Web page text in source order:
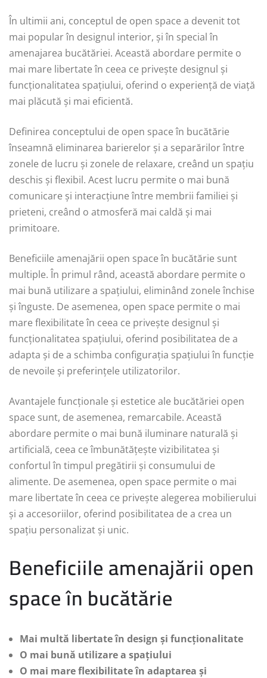
În ultimii ani, conceptul de open space a devenit tot
mai popular în designul interior, și în special în
amenajarea bucătăriei. Această abordare permite o
mai mare libertate în ceea ce privește designul și
funcționalitatea spațiului, oferind o experiență de viață
mai plăcută și mai eficientă.
Definirea conceptului de open space în bucătărie
înseamnă eliminarea barierelor și a separărilor între
zonele de lucru și zonele de relaxare, creând un spațiu
deschis și flexibil. Acest lucru permite o mai bună
comunicare și interacțiune între membrii familiei și
prieteni, creând o atmosferă mai caldă și mai
primitoare.
Beneficiile amenajării open space în bucătărie sunt
multiple. În primul rând, această abordare permite o
mai bună utilizare a spațiului, eliminând zonele închise
și înguste. De asemenea, open space permite o mai
mare flexibilitate în ceea ce privește designul și
funcționalitatea spațiului, oferind posibilitatea de a
adapta și de a schimba configurația spațiului în funcție
de nevoile și preferințele utilizatorilor.
Avantajele funcționale și estetice ale bucătăriei open
space sunt, de asemenea, remarcabile. Această
abordare permite o mai bună iluminare naturală și
artificială, ceea ce îmbunătățește vizibilitatea și
confortul în timpul pregătirii și consumului de
alimente. De asemenea, open space permite o mai
mare libertate în ceea ce privește alegerea mobilierului
și a accesoriilor, oferind posibilitatea de a crea un
spațiu personalizat și unic.
Beneficiile amenajării open
space în bucătărie
Mai multă libertate în design și funcționalitate
O mai bună utilizare a spațiului
O mai mare flexibilitate în adaptarea și